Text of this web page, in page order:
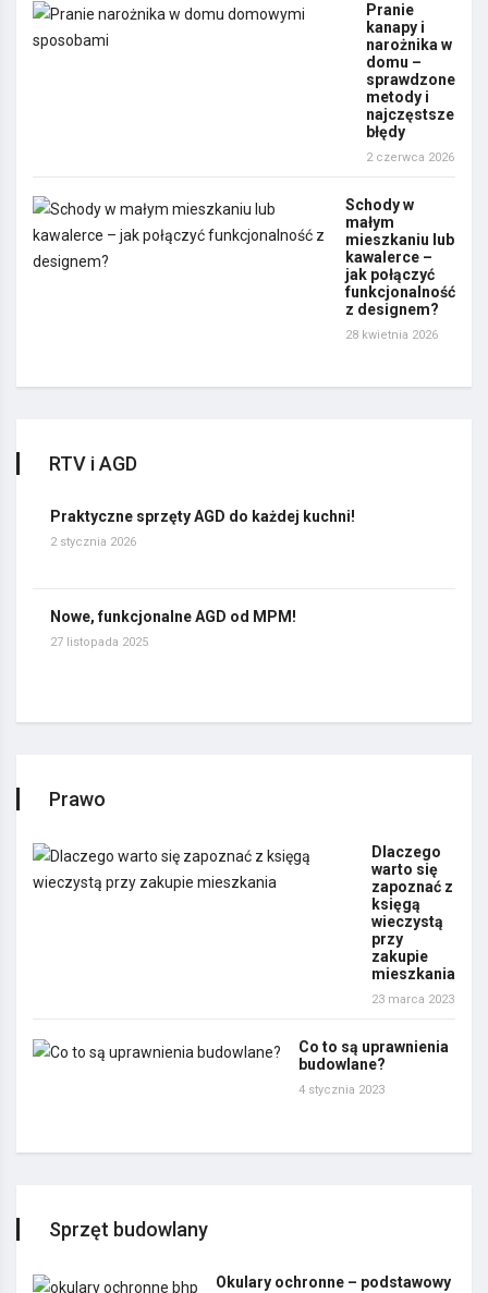
Pranie
kanapy i
narożnika w
domu –
sprawdzone
metody i
najczęstsze
błędy
2 czerwca 2026
Schody w
małym
mieszkaniu lub
kawalerce –
jak połączyć
funkcjonalność
z designem?
28 kwietnia 2026
RTV i AGD
Praktyczne sprzęty AGD do każdej kuchni!
2 stycznia 2026
Nowe, funkcjonalne AGD od MPM!
27 listopada 2025
Prawo
Dlaczego
warto się
zapoznać z
księgą
wieczystą
przy
zakupie
mieszkania
23 marca 2023
Co to są uprawnienia
budowlane?
4 stycznia 2023
Sprzęt budowlany
Okulary ochronne – podstawowy